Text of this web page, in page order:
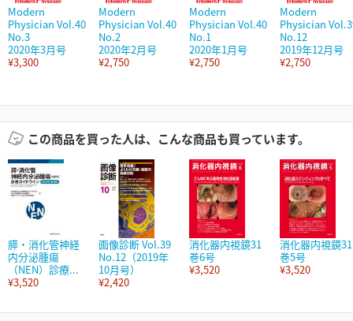
Modern
Physician Vol.40
No.3
2020年3月号
¥3,300
Modern
Physician Vol.40
No.2
2020年2月号
¥2,750
Modern
Physician Vol.40
No.1
2020年1月号
¥2,750
Modern
Physician
No.12
2019年12月号
¥2,750
この商品を買った人は、こんな商品も買っています。
膵・消化管神経
内分泌腫瘍
（NEN）診療...
¥3,520
画像診断 Vol.39
No.12（2019年
10月号）
¥2,420
消化器内視鏡31
巻6号
¥3,520
消化器内視鏡31
巻5号
¥3,520